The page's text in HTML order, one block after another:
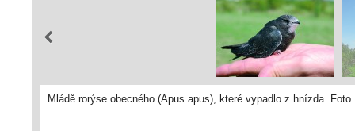
Mládě rorýse obecného (Apus apus), které vypadlo z hnízda. Foto